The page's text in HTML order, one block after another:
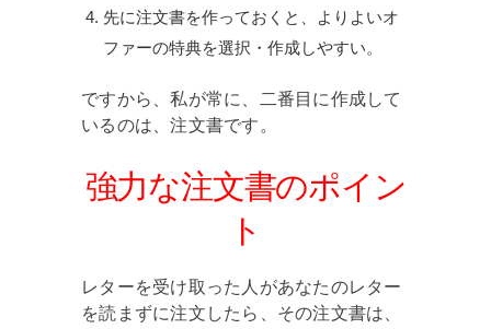
先に注文書を作っておくと、よりよいオ
ファーの特典を選択・作成しやすい。
ですから、私が常に、二番目に作成して
いるのは、注文書です。
強力な注文書のポイン
ト
レターを受け取った人があなたのレター
を読まずに注文したら、その注文書は、